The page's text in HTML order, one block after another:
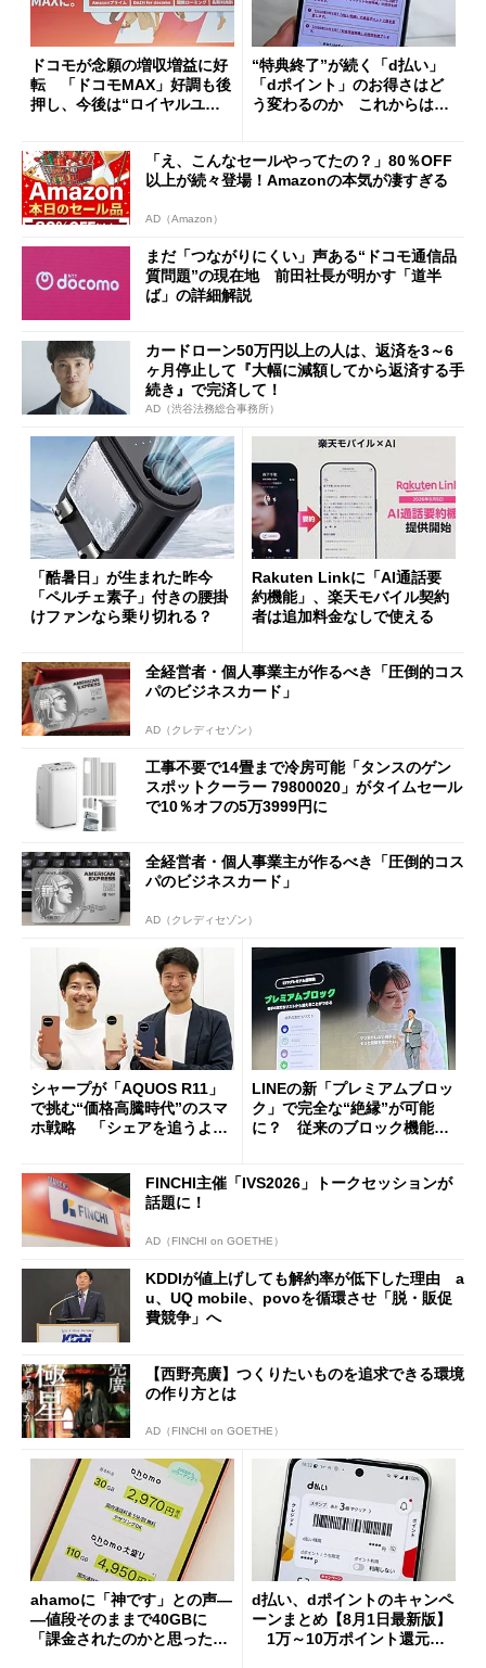
ドコモが念願の増収増益に好
転 「ドコモMAX」好調も後
押し、今後は“ロイヤルユー
“特典終了”が続く「d払い」
「dポイント」のお得さはど
う変わるのか これからは
「え、こんなセールやってたの？」80％OFF
以上が続々登場！Amazonの本気が凄すぎる
AD（Amazon）
まだ「つながりにくい」声ある“ドコモ通信品
質問題”の現在地 前田社長が明かす「道半
ば」の詳細解説
カードローン50万円以上の人は、返済を3～6
ヶ月停止して『大幅に減額してから返済する手
続き』で完済して！
AD（渋谷法務総合事務所）
「酷暑日」が生まれた昨今
「ペルチェ素子」付きの腰掛
けファンなら乗り切れる？
Rakuten Linkに「AI通話要
約機能」、楽天モバイル契約
者は追加料金なしで使える
全経営者・個人事業主が作るべき「圧倒的コス
パのビジネスカード」
AD（クレディセゾン）
工事不要で14畳まで冷房可能「タンスのゲン
スポットクーラー 79800020」がタイムセール
で10％オフの5万3999円に
全経営者・個人事業主が作るべき「圧倒的コス
パのビジネスカード」
AD（クレディセゾン）
シャープが「AQUOS R11」
で挑む“価格高騰時代”のスマ
ホ戦略 「シェアを追うより
LINEの新「プレミアムブロッ
ク」で完全な“絶縁”が可能
に？ 従来のブロック機能と
FINCHI主催「IVS2026」トークセッションが
話題に！
AD（FINCHI on GOETHE）
KDDIが値上げしても解約率が低下した理由 a
u、UQ mobile、povoを循環させ「脱・販促
費競争」へ
【西野亮廣】つくりたいものを追求できる環境
の作り方とは
AD（FINCHI on GOETHE）
ahamoに「神です」との声―
―値段そのままで40GBに
「課金されたのかと思った」
d払い、dポイントのキャンペ
ーンまとめ【8月1日最新版】
1万～10万ポイント還元の